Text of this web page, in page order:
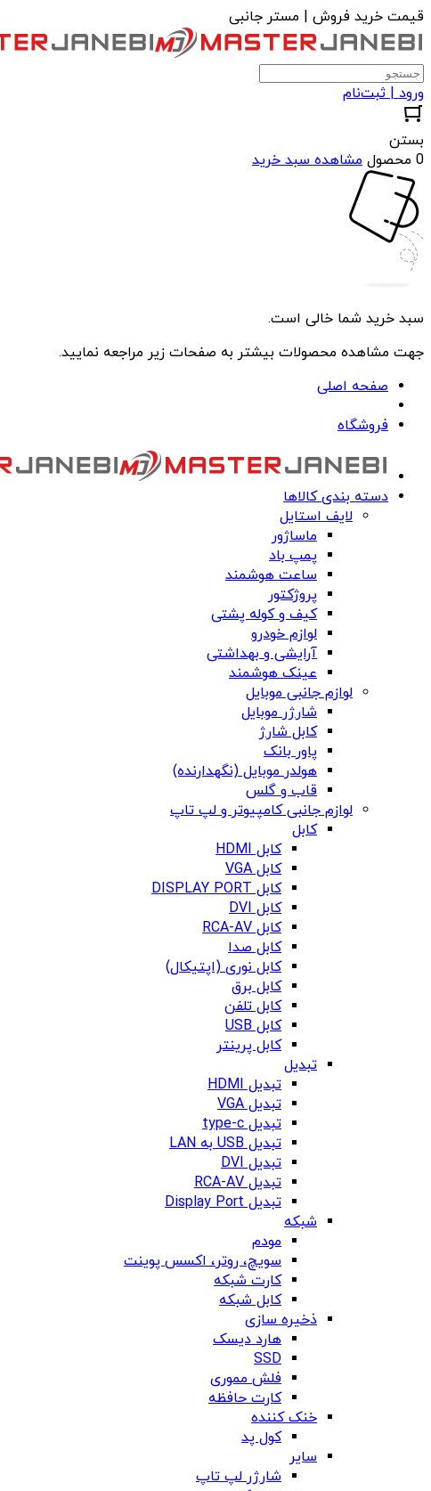
قیمت خرید فروش | مستر جانبی
ورود | ثبت‌نام
بستن
0 محصول
مشاهده سبد خرید
سبد خرید شما خالی است.
جهت مشاهده محصولات بیشتر به صفحات زیر مراجعه نمایید.
صفحه اصلی
فروشگاه
دسته بندی کالاها
لایف استایل
ماساژور
پمپ باد
ساعت هوشمند
پروژکتور
کیف و کوله پشتی
لوازم خودرو
آرایشی و بهداشتی
عینک هوشمند
لوازم جانبی موبایل
شارژر موبایل
کابل شارژ
پاور بانک
هولدر موبایل (نگهدارنده)
قاب و گلس
لوازم جانبی کامپیوتر و لپ تاپ
کابل
کابل HDMI
کابل VGA
کابل DISPLAY PORT
کابل DVI
کابل RCA-AV
کابل صدا
کابل نوری (اپتیکال)
کابل برق
کابل تلفن
کابل USB
کابل پرینتر
تبدیل
تبدیل HDMI
تبدیل VGA
تبدیل type-c
تبدیل USB به LAN
تبدیل DVI
تبدیل RCA-AV
تبدیل Display Port
شبکه
مودم
سویچ، روتر، اکسس پوینت
کارت شبکه
کابل شبکه
ذخیره سازی
هارد دیسک
SSD
فلش مموری
کارت حافظه
خنک کننده
کول پد
سایر
شارژر لپ تاپ